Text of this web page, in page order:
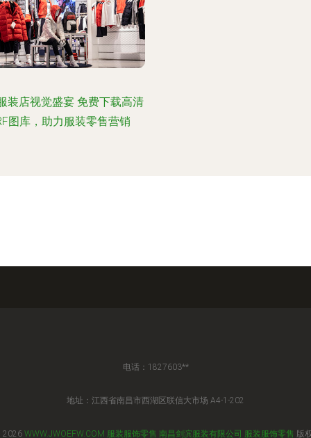
装店视觉盛宴 免费下载高清
图库，助力服装零售营销
电话：1827603**
地址：江西省南昌市西湖区联信大市场 A4-1-202
2026 WWW.JWOEFW.COM 服装服饰零售 南昌剑滨服装有限公司 服装服饰零售 版